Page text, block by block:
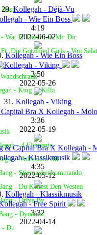
Wat Is' Denn Los Mit Dir
Die Götzfried Girls - Von
- King & Killa
- 4 Elemente
- Adrenalin Hd
- Stiernackenkommando
- Du Kennst Den Westen
- Drive By
- Dynamit
- Du
29.Kollegah - Déjà-Vu
4:19
2022-06-02
Kollegah - Wie Ein Boss
3:50
2022-05-26
31. Kollegah - Viking
3:36
2022-05-19
& Capital Bra X Kollegah -
4:35
2022-05-12
Kollegah - Klassikmusik
3:32
2022-04-14